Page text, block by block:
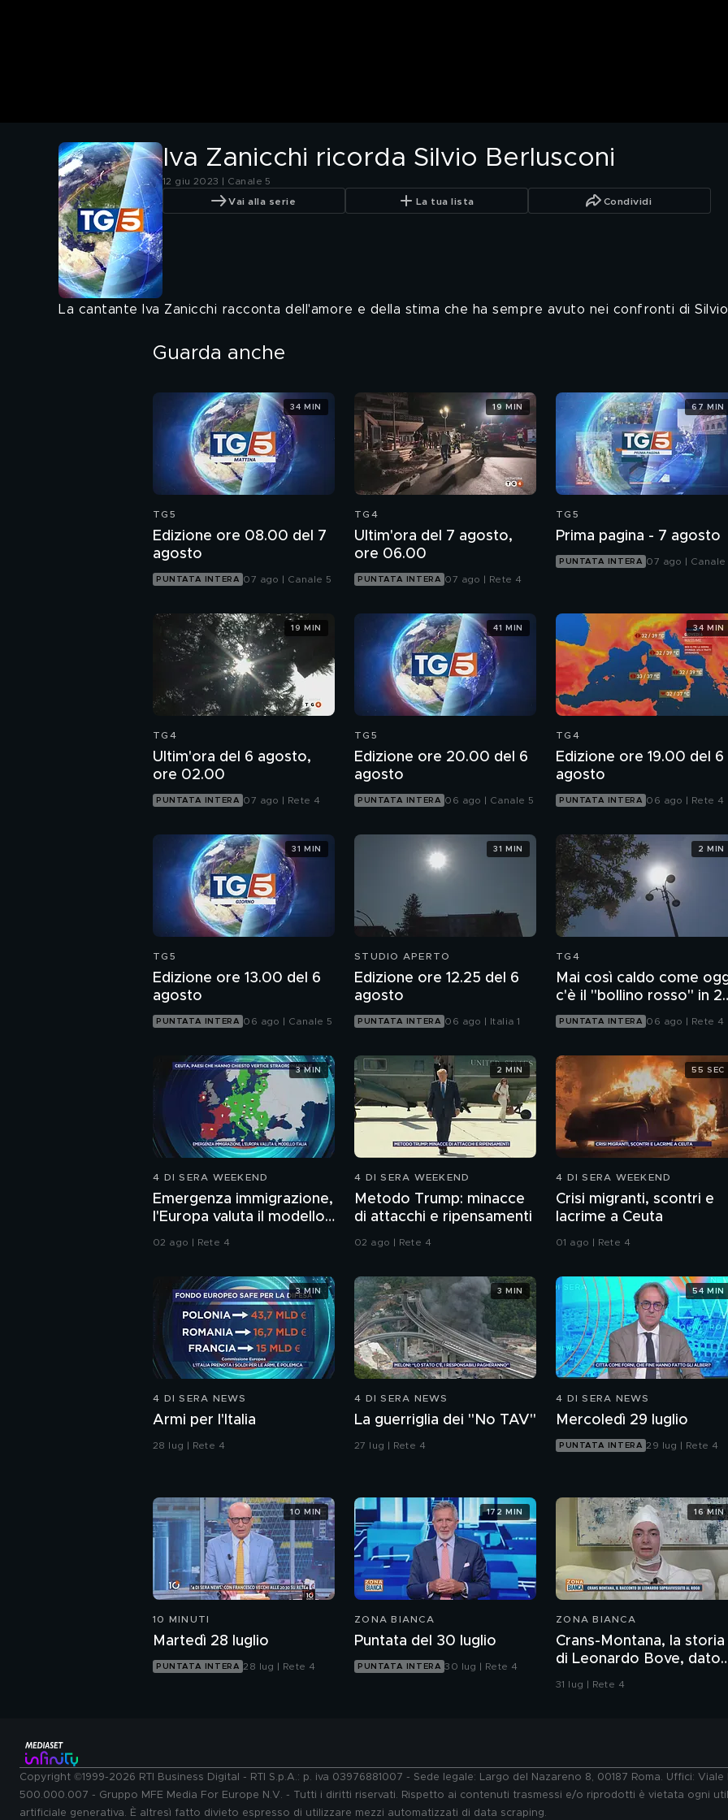
Iva Zanicchi ricorda Silvio Berlusconi
12 giu 2023 | Canale 5
Vai alla serie La tua lista Condividi
La cantante Iva Zanicchi racconta dell'amore e della stima che ha sempre avuto nei confronti di
Guarda anche
TG5
Edizione ore 08.00 del 7
agosto
PUNTATA INTERA 07 ago | Canale 5
34 MIN
TG4
Ultim'ora del 7 agosto,
ore 06.00
PUNTATA INTERA 07 ago | Rete 4
19 MIN
TG5
Prima pagina - 7 agosto
PUNTATA INTERA 07 ago | Canale
67 MIN
TG4
Ultim'ora del 6 agosto,
ore 02.00
PUNTATA INTERA 07 ago | Rete 4
19 MIN
TG5
Edizione ore 20.00 del 6
agosto
PUNTATA INTERA 06 ago | Canale 5
41 MIN
TG4
Edizione ore 19.00 del 6
agosto
PUNTATA INTERA 06 ago | Rete 4
34 MIN
TG5
Edizione ore 13.00 del 6
agosto
PUNTATA INTERA 06 ago | Canale 5
31 MIN
STUDIO APERTO
Edizione ore 12.25 del 6
agosto
PUNTATA INTERA 06 ago | Italia 1
31 MIN
TG4
Mai così caldo come
c'è il "bollino rosso" in
città
PUNTATA INTERA 06 ago | Rete 4
2 MIN
4 DI SERA WEEKEND
Emergenza immigrazione,
l'Europa valuta il modello
02 ago | Rete 4
3 MIN
4 DI SERA WEEKEND
Metodo Trump: minacce
di attacchi e ripensamenti
02 ago | Rete 4
2 MIN
4 DI SERA WEEKEND
Crisi migranti, scontri e
lacrime a Ceuta
01 ago | Rete 4
55 SEC
4 DI SERA NEWS
Armi per l'Italia
28 lug | Rete 4
3 MIN
4 DI SERA NEWS
La guerriglia dei "No TAV"
27 lug | Rete 4
3 MIN
4 DI SERA NEWS
Mercoledì 29 luglio
PUNTATA INTERA 29 lug | Rete 4
54 MIN
10 MINUTI
Martedì 28 luglio
PUNTATA INTERA 28 lug | Rete 4
10 MIN
ZONA BIANCA
Puntata del 30 luglio
PUNTATA INTERA 30 lug | Rete 4
172 MIN
ZONA BIANCA
Crans-Montana, la storia
di Leonardo Bove, dato
per disperso nel rogo
31 lug | Rete 4
16 MIN
Copyright ©1999-2026 RTI Business Digital - RTI S.p.A.: p. iva 03976881007 - Sede legale: Largo del Nazareno 8, 00187 Roma. Uffici:
500.000.007 - Gruppo MFE Media For Europe N.V. - Tutti i diritti riservati. Rispetto ai contenuti trasmessi e/o riprodotti è vietata ogni
artificiale generativa. È altresì fatto divieto espresso di utilizzare mezzi automatizzati di data scraping.